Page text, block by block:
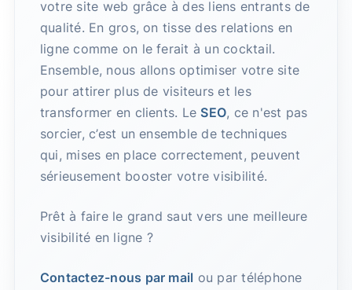
votre site web grâce à des liens entrants de
qualité. En gros, on tisse des relations en
ligne comme on le ferait à un cocktail.
Ensemble, nous allons optimiser votre site
pour attirer plus de visiteurs et les
transformer en clients. Le SEO, ce n'est pas
sorcier, c’est un ensemble de techniques
qui, mises en place correctement, peuvent
sérieusement booster votre visibilité.
Prêt à faire le grand saut vers une meilleure
visibilité en ligne ?
Contactez-nous par mail ou par téléphone